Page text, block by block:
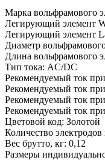
Марка вольфрамового
Легирующий элемент
Легирующий элемент
Диаметр
Длина вольфрамового
Тип тока: AC/DC
Рекомендуемый ток
Рекомендуемый ток
Рекомендуемый ток
Рекомендуемый ток
Цветовой код: Золотой
Количество
Вес брутто, кг: 0,12
Размеры